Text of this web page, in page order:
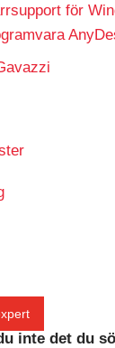
för
inte det du